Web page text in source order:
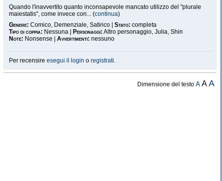
Quando l'inavvertito quanto inconsapevole mancato utilizzo del "plurale
maiestatis", come invece con... (continua)
Genere: Comico, Demenziale, Satirico | Stato: completa
Tipo di coppia: Nessuna | Personaggi: Altro personaggio, Julia, Shin
Note: Nonsense | Avvertimenti: nessuno
Per recensire esegui il login o registrati.
Dimensione del testoA AA